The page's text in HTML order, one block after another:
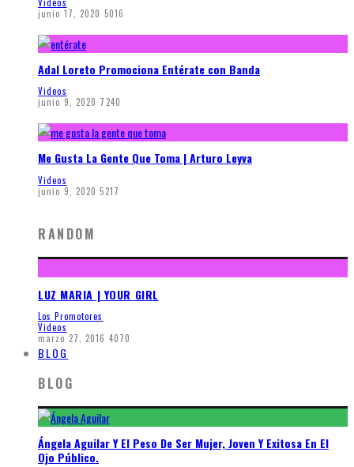
Videos
junio 17, 2020 5016
Adal Loreto Promociona Entérate con Banda
Videos
junio 9, 2020 7240
Me Gusta La Gente Que Toma | Arturo Leyva
Videos
junio 9, 2020 5217
RANDOM
LUZ MARIA | YOUR GIRL
Los Promotores
Videos
marzo 27, 2016 4070
BLOG
BLOG
Ángela Aguilar Y El Peso De Ser Mujer, Joven Y Exitosa En El
Ojo Público.